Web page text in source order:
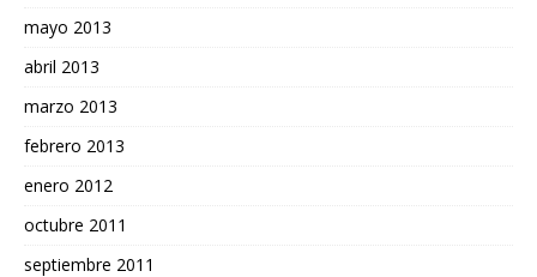
mayo 2013
abril 2013
marzo 2013
febrero 2013
enero 2012
octubre 2011
septiembre 2011